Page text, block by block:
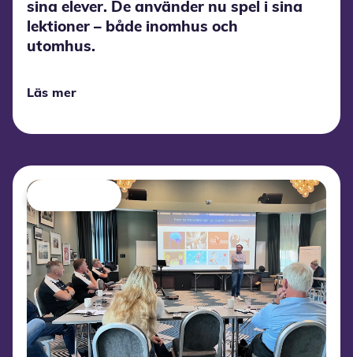
sina elever. De använder nu spel i sina
lektioner – både inomhus och
utomhus.
Läs mer